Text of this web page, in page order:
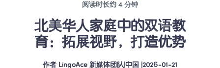
阅读时长约 4 分钟
北美华人家庭中的双语教
育：拓展视野，打造优势
作者 LingoAce 新媒体团队| 中国 2026-01-21